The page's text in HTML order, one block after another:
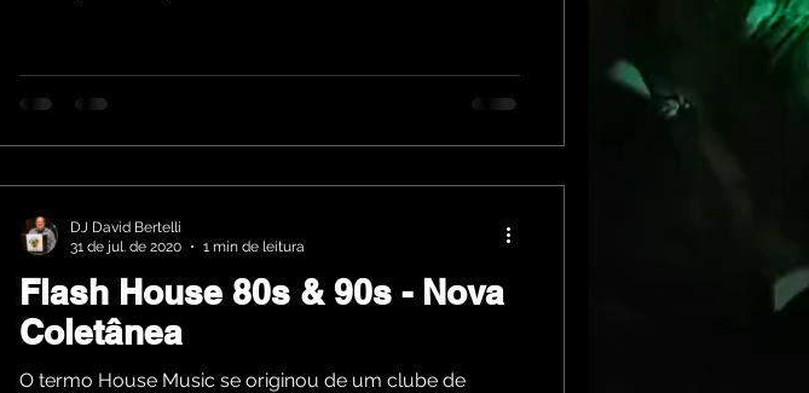
Flash House 80s & 90s - Nova
Coletânea
O termo House Music se originou de um clube de
DJ David Bertelli
31 de jul. de 2020
1 min de leitura